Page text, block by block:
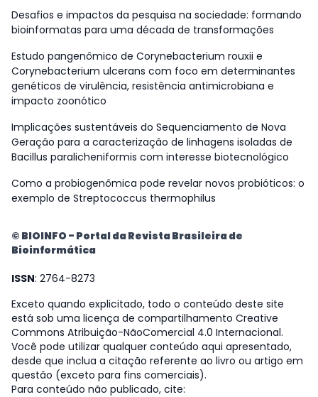
Desafios e impactos da pesquisa na sociedade: formando
bioinformatas para uma década de transformações
Estudo pangenômico de Corynebacterium rouxii e
Corynebacterium ulcerans com foco em determinantes
genéticos de virulência, resistência antimicrobiana e
impacto zoonótico
Implicações sustentáveis do Sequenciamento de Nova
Geração para a caracterização de linhagens isoladas de
Bacillus paralicheniformis com interesse biotecnológico
Como a probiogenômica pode revelar novos probióticos: o
exemplo de Streptococcus thermophilus
© BIOINFO - Portal da Revista Brasileira de
Bioinformática
ISSN: 2764-8273
Exceto quando explicitado, todo o conteúdo deste site
está sob uma licença de compartilhamento Creative
Commons Atribuição-NãoComercial 4.0 Internacional.
Você pode utilizar qualquer conteúdo aqui apresentado,
desde que inclua a citação referente ao livro ou artigo em
questão (exceto para fins comerciais).
Para conteúdo não publicado, cite: